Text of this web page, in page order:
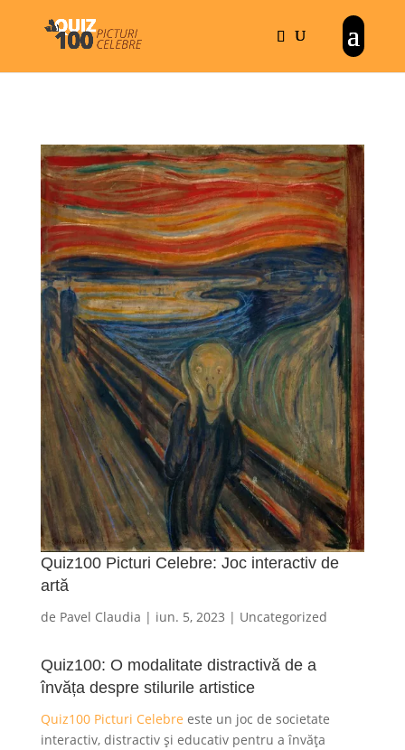
Quiz100 Picturi Celebre: Joc interactiv de
artă
de Pavel Claudia | iun. 5, 2023 | Uncategorized
Quiz100: O modalitate distractivă de a
învăța despre stilurile artistice
Quiz100 Picturi Celebre este un joc de societate
interactiv, distractiv și educativ pentru a învăța